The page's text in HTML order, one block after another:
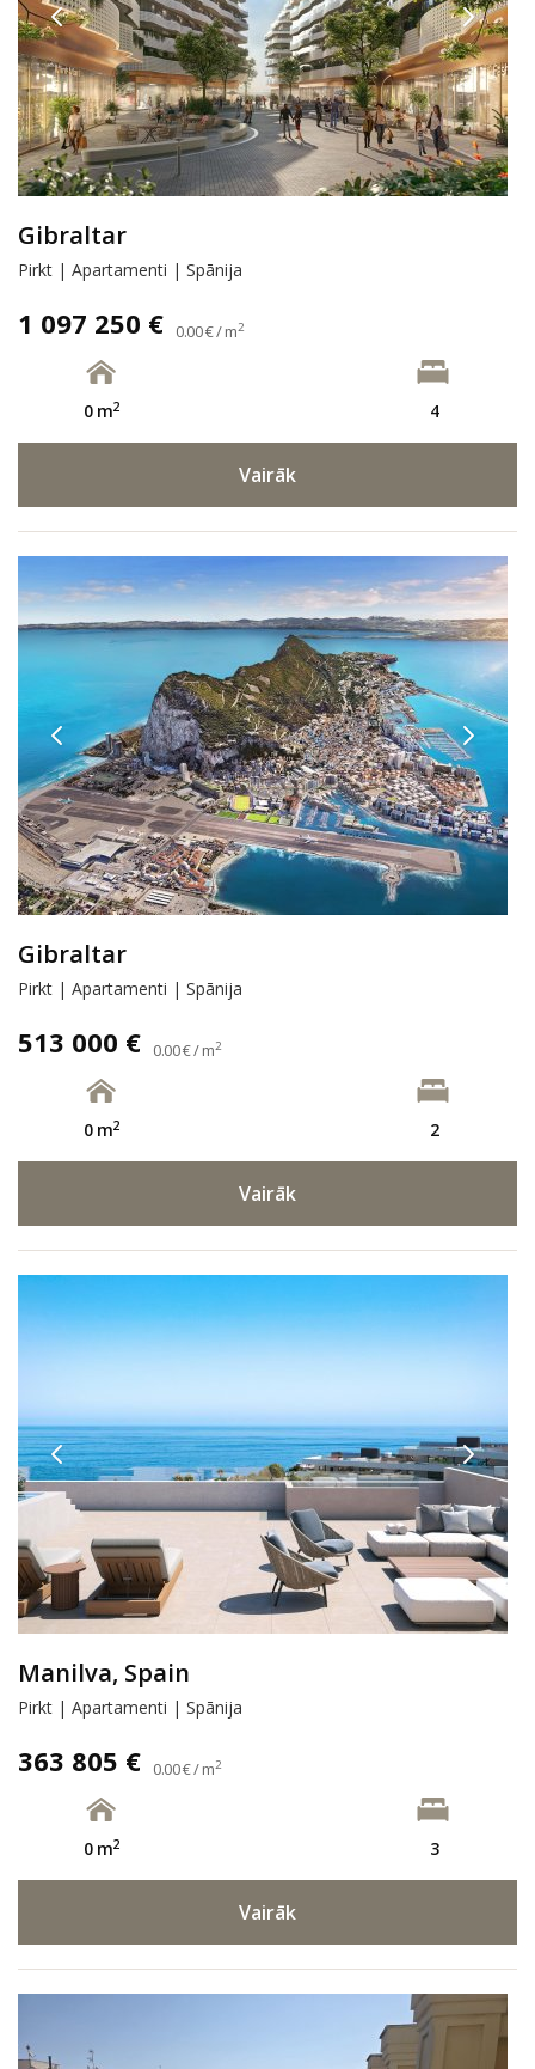
Gibraltar
Pirkt | Apartamenti | Spānija
1 097 250 € 0.00 € / m2
0 m2 4
Vairāk
Gibraltar
Pirkt | Apartamenti | Spānija
513 000 € 0.00 € / m2
0 m2 2
Vairāk
Manilva, Spain
Pirkt | Apartamenti | Spānija
363 805 € 0.00 € / m2
0 m2 3
Vairāk